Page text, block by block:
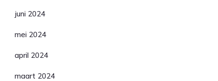
juni 2024
mei 2024
april 2024
maart 2024